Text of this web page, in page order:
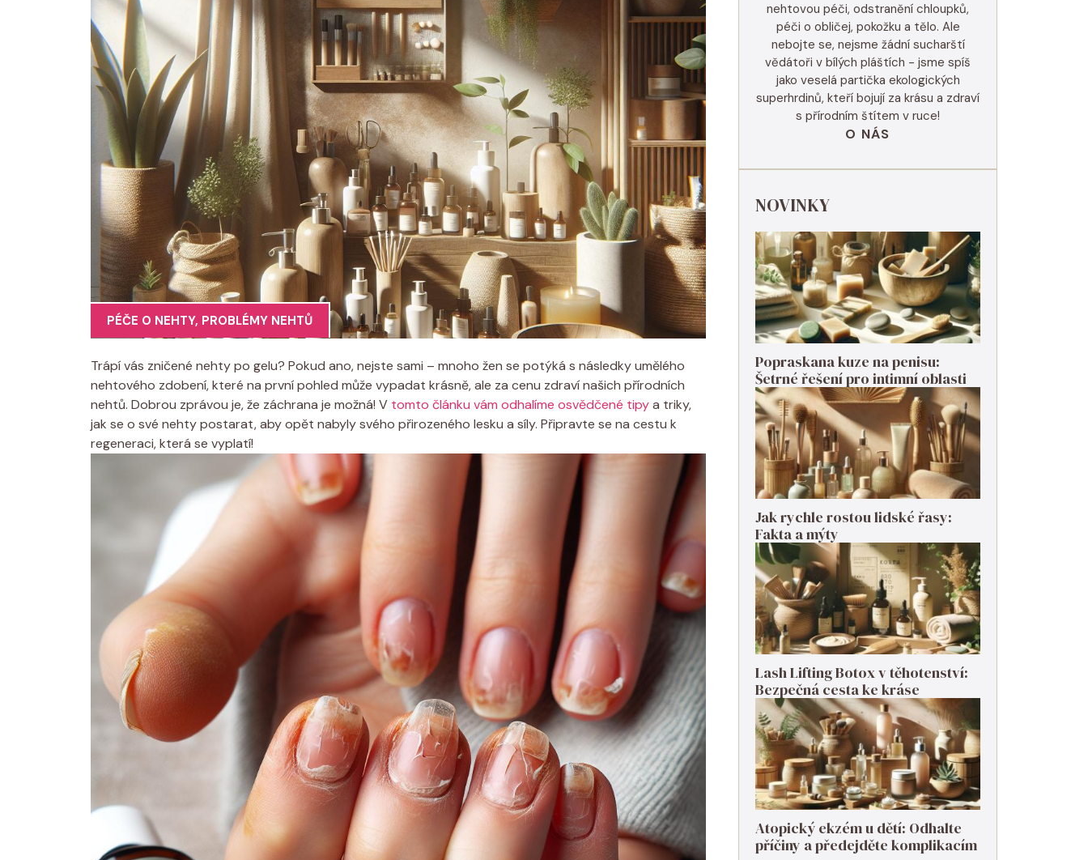
PÉČE O NEHTY, PROBLÉMY NEHTŮ
Trápí vás zničené nehty po gelu? Pokud ano, nejste sami – mnoho žen se potýká s následky umělého
nehtového zdobení, které na první pohled může vypadat krásně, ale za cenu zdraví našich přírodních
nehtů. Dobrou zprávou je, že záchrana je možná! V tomto článku vám odhalíme osvědčené tipya triky,
jak se o své nehty postarat, aby opět nabyly svého přirozeného lesku a síly. Připravte se na cestu k
regeneraci, která se vyplatí!
nehtovou péči, odstranění chloupků,
péči o obličej, pokožku a tělo. Ale
nebojte se, nejsme žádní sucharští
vědátoři v bílých pláštích - jsme spíš
jako veselá partička ekologických
superhrdinů, kteří bojují za krásu a zdraví
s přírodním štítem v ruce!
O NÁS
NOVINKY
Popraskana kuze na penisu:
Šetrné řešení pro intimní oblasti
Jak rychle rostou lidské řasy:
Fakta a mýty
Lash Lifting Botox v těhotenství:
Bezpečná cesta ke kráse
Atopický ekzém u dětí: Odhalte
příčiny a předejděte komplikacím